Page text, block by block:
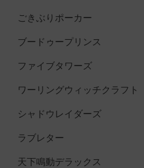
ごきぶりポーカー
ブードゥープリンス
ファイブタワーズ
ワーリングウィッチクラフト
シャドウレイダーズ
ラブレター
天下鳴動デラックス